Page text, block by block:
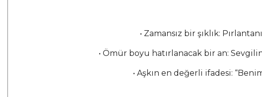
• Zamansız bir şıklık:
• Ömür boyu hatırlanacak bir an:
• Aşkın en değerli ifadesi: